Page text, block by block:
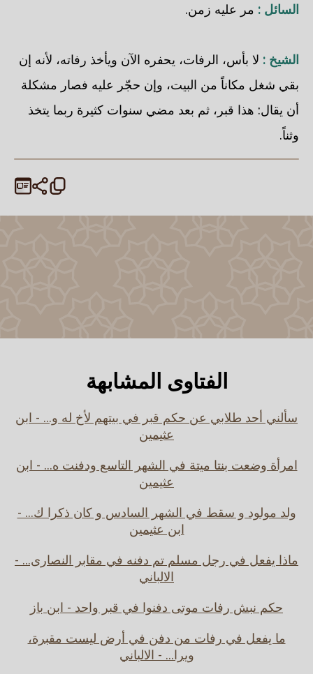
السائل : مر عليه زمن.
الشيخ : لا بأس، الرفات، يحفره الآن ويأخذ رفاته، لأنه إن
بقي شغل مكاناً من البيت، وإن حجّر عليه فصار مشكلة
أن يقال: هذا قبر، ثم بعد مضي سنوات كثيرة ربما يتخذ
وثناً.
الفتاوى المشابهة
سألني أحد طلابي عن حكم قبر في بيتهم لأخ له و... - ابن
عثيمين
امرأة وضعت بنتا ميتة في الشهر التاسع ودفنت ه... - ابن
عثيمين
ولد مولود و سقط في الشهر السادس و كان ذكرا ك... -
ابن عثيمين
ماذا يفعل في رجل مسلم تم دفنه في مقابر النصارى... -
الالباني
حكم نبش رفات موتى دفنوا في قبر واحد - ابن باز
ما يفعل في رفات من دفن في أرض ليست مقبرة،
ويرا... - الالباني